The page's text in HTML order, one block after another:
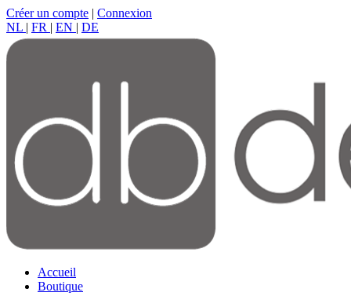
Créer un compte | Connexion
NL | FR | EN | DE
Accueil
Boutique